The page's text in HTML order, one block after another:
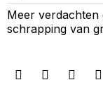
Meer verdachten
schrapping van